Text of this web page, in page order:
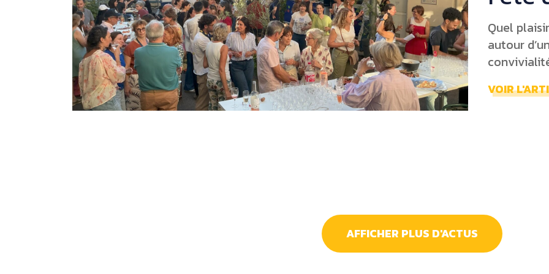
Quel
autour
VOIR
AFFICHER PLUS D'ACTUS